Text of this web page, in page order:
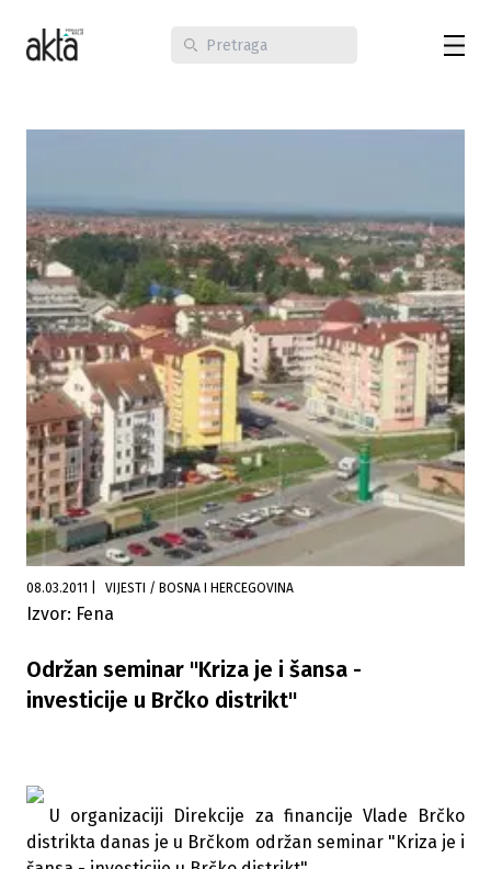
08.03.2011 VIJESTI / BOSNA I HERCEGOVINA
Izvor: Fena
Održan seminar "Kriza je i šansa -
investicije u Brčko distrikt"
U organizaciji Direkcije za financije Vlade Brčko
distrikta danas je u Brčkom održan seminar "Kriza je i